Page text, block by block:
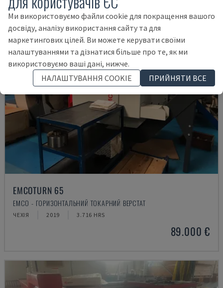
EMCOTURN 65
EMCO - ГОРИЗОНТАЛЬНИЙ ТОКАРНИЙ ВЕРСТАТ
ЧЕХІЯ 2019 3.716 HRS
89.000 €
Ми використовуємо файли cookie для покращення вашого
досвіду, аналізу використання сайту та для
маркетингових цілей. Ви можете керувати своїми
налаштуваннями та дізнатися більше про те, як ми
використовуємо ваші дані, нижче.
НАЛАШТУВАННЯ COOKIE
ПРИЙНЯТИ ВСЕ